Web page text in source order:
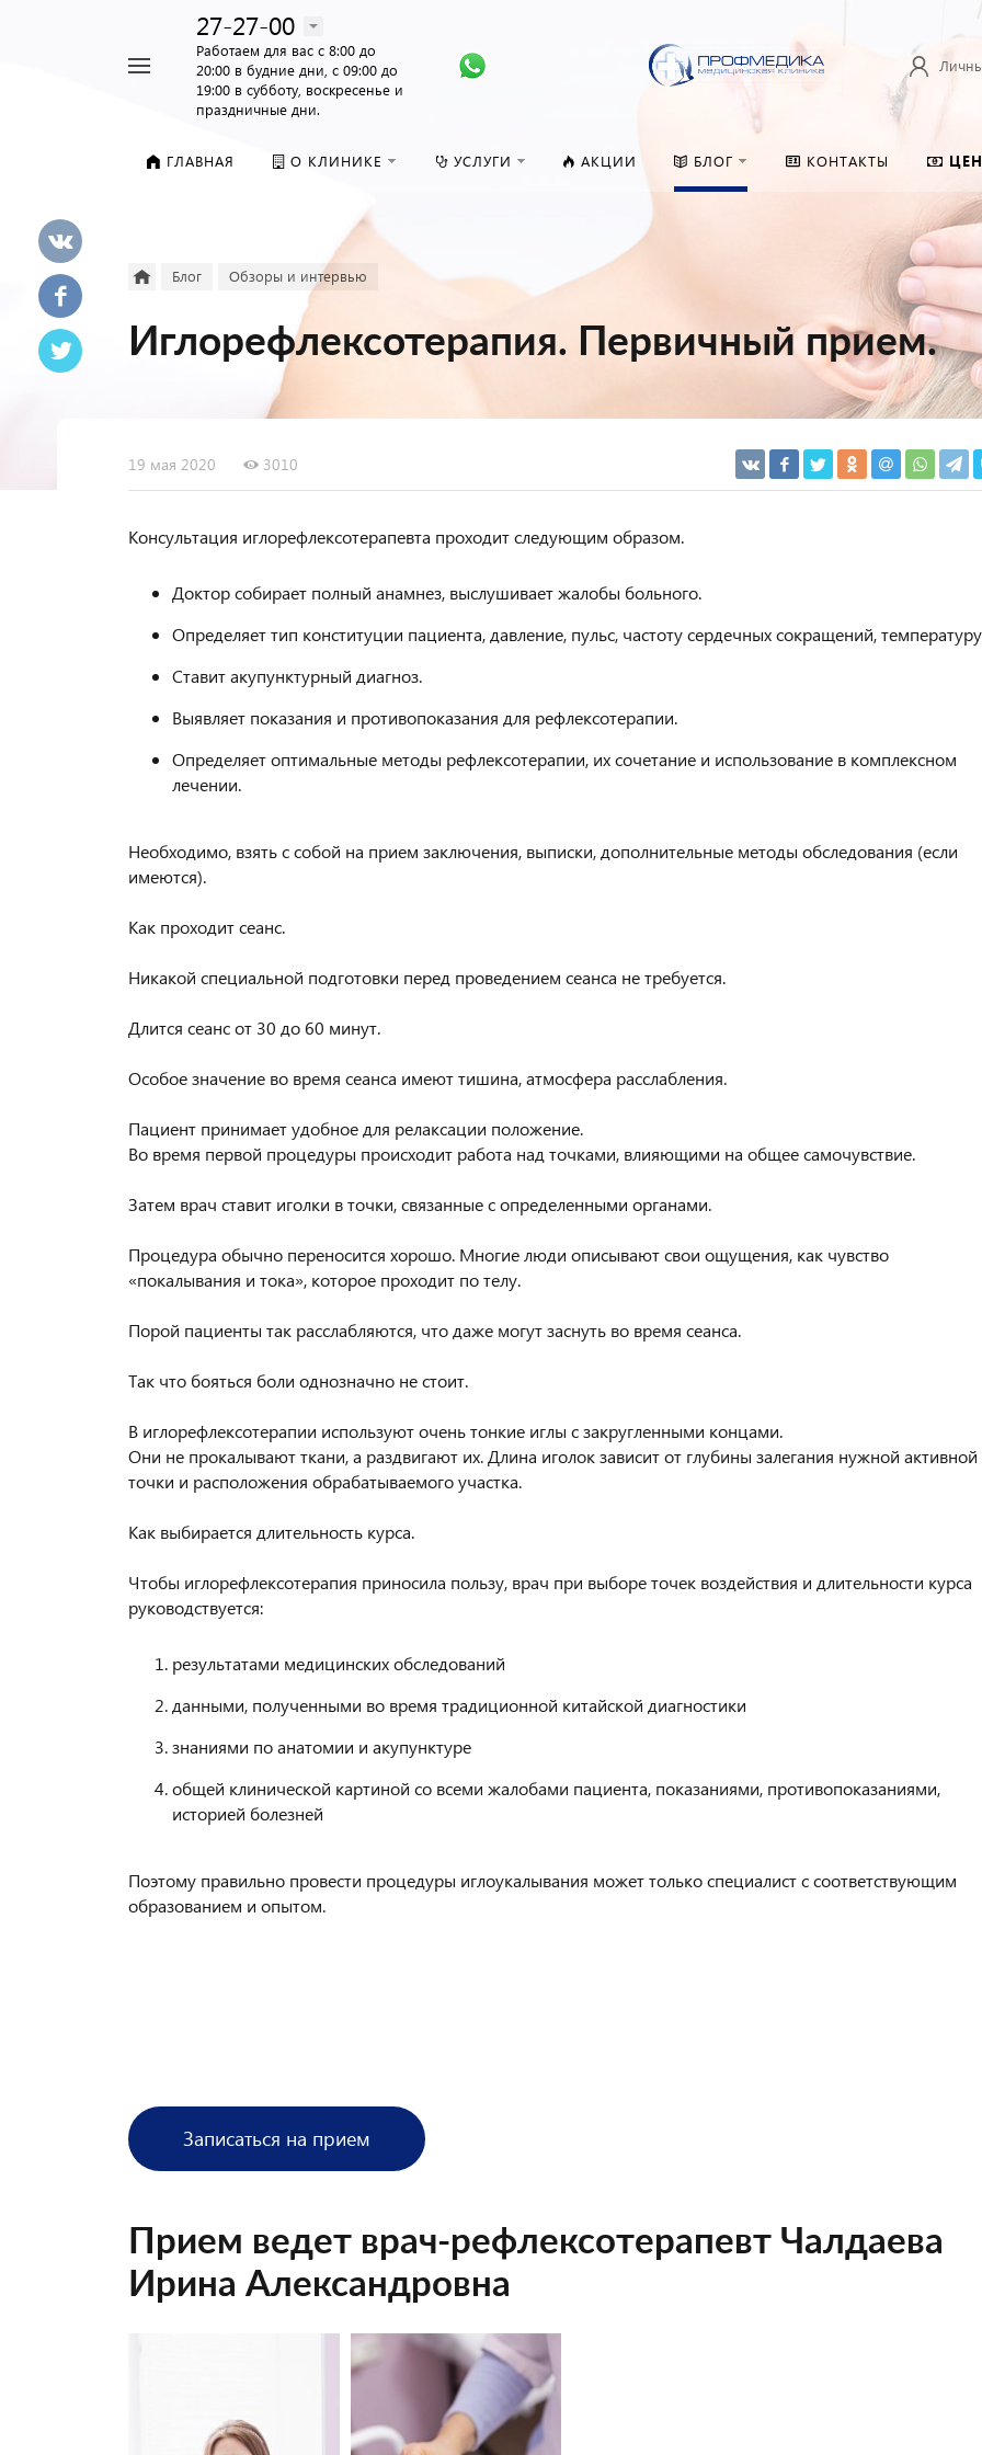
27-27-00
Работаем для вас с 8:00 до
20:00 в будние дни, с 09:00 до
19:00 в субботу, воскресенье и
праздничные дни.
ГЛАВНАЯ О КЛИНИКЕ УСЛУГИ АКЦИИ БЛОГ КОНТАКТЫ
Блог Обзоры и интервью
Иглорефлексотерапия. Первичный прием.
19 мая 2020 3010
Консультация иглорефлексотерапевта проходит следующим образом.
Доктор собирает полный анамнез, выслушивает жалобы больного.
Определяет тип конституции пациента, давление, пульс, частоту сердечных сокращений,
Ставит акупунктурный диагноз.
Выявляет показания и противопоказания для рефлексотерапии.
Определяет оптимальные методы рефлексотерапии, их сочетание и использование в комплексном
лечении.
Необходимо, взять с собой на прием заключения, выписки, дополнительные методы обследования (если
имеются).
Как проходит сеанс.
Никакой специальной подготовки перед проведением сеанса не требуется.
Длится сеанс от 30 до 60 минут.
Особое значение во время сеанса имеют тишина, атмосфера расслабления.
Пациент принимает удобное для релаксации положение.
Во время первой процедуры происходит работа над точками, влияющими на общее самочувствие.
Затем врач ставит иголки в точки, связанные с определенными органами.
Процедура обычно переносится хорошо. Многие люди описывают свои ощущения, как чувство
«покалывания и тока», которое проходит по телу.
Порой пациенты так расслабляются, что даже могут заснуть во время сеанса.
Так что бояться боли однозначно не стоит.
В иглорефлексотерапии используют очень тонкие иглы с закругленными концами.
Они не прокалывают ткани, а раздвигают их. Длина иголок зависит от глубины залегания нужной активной
точки и расположения обрабатываемого участка.
Как выбирается длительность курса.
Чтобы иглорефлексотерапия приносила пользу, врач при выборе точек воздействия и длительности курса
руководствуется:
результатами медицинских обследований
данными, полученными во время традиционной китайской диагностики
знаниями по анатомии и акупунктуре
общей клинической картиной со всеми жалобами пациента, показаниями, противопоказаниями,
историей болезней
Поэтому правильно провести процедуры иглоукалывания может только специалист с соответствующим
образованием и опытом.
Записаться на прием
Прием ведет врач-рефлексотерапевт Чалдаева
Ирина Александровна